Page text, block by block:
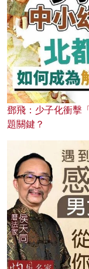
鄧飛：少子化衝擊
題關鍵？